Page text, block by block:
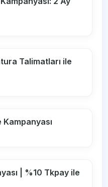
Talimatları ile
| %10 Tkpay ile